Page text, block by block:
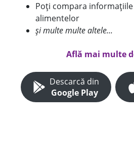
Poți compara
alimentelor
și multe multe altele...
Află mai multe
Descarcă din
Google Play